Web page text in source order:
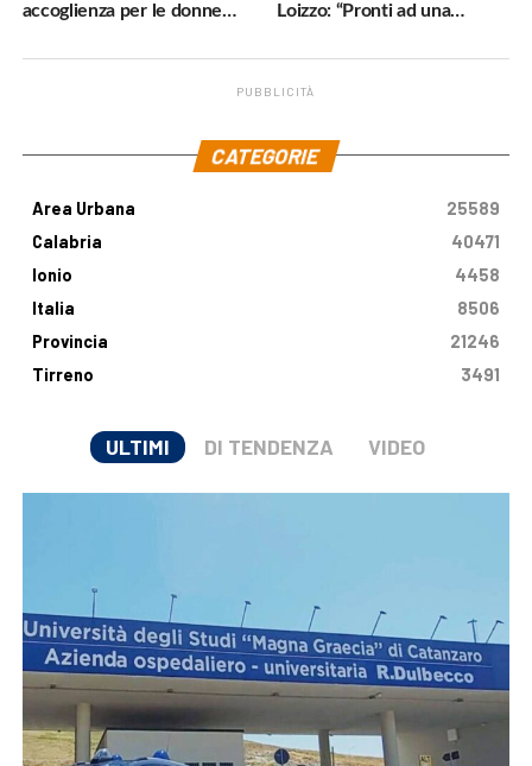
accoglienza per le donne
Loizzo: “Pronti ad una
Terapie Digitali”
PUBBLICITÀ
CATEGORIE
Area Urbana
25589
Calabria
40471
Ionio
4458
Italia
8506
Provincia
21246
Tirreno
3491
ULTIMI DI TENDENZA VIDEO